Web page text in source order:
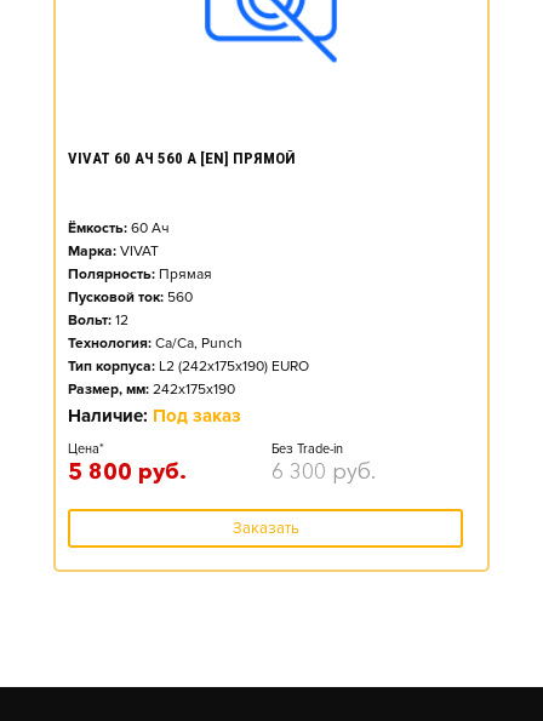
VIVAT 60 АЧ 560 А [EN] ПРЯМОЙ
Ёмкость: 60 Ач
Марка: VIVAT
Полярность: Прямая
Пусковой ток: 560
Вольт: 12
Технология: Ca/Ca, Punch
Тип корпуса: L2 (242x175x190) EURO
Размер, мм: 242x175x190
Наличие: Под заказ
Цена*
5 800 руб.
Без Trade-in
6 300 руб.
Заказать